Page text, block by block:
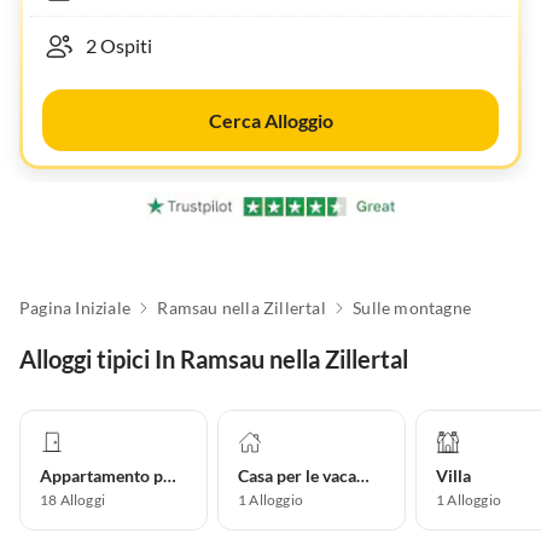
Cerca Alloggio
Pagina Iniziale Ramsau nella Zillertal Sulle montagne
Alloggi tipici In Ramsau nella Zillertal
Appartamento per vacanze
18 Alloggi
Casa per le vacanze
1Alloggio
Villa
1Alloggio